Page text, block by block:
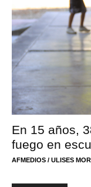
En 15 años,
fuego en
AFMEDIOS / ULISES